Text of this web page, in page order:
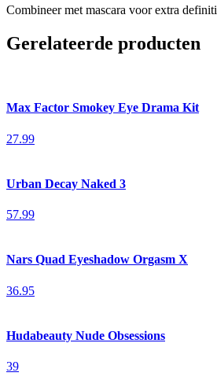
Combineer met mascara voor extra
Gerelateerde producten
Max Factor Smokey Eye Drama Kit
27.99
Urban Decay Naked 3
57.99
Nars Quad Eyeshadow Orgasm X
36.95
Hudabeauty Nude Obsessions
39